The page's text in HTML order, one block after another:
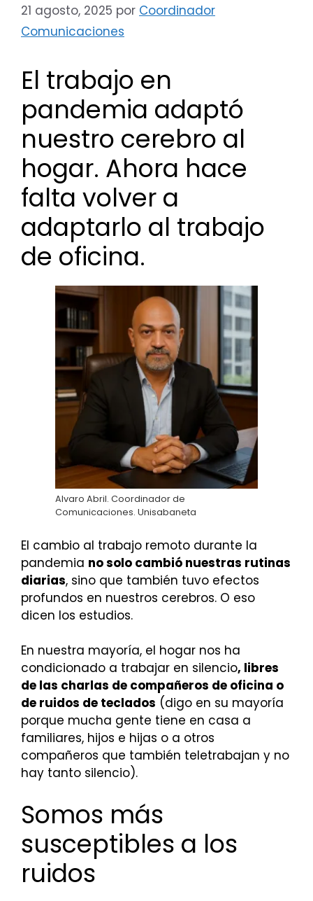
21 agosto, 2025 por Coordinador
Comunicaciones
El trabajo en
pandemia adaptó
nuestro cerebro al
hogar. Ahora hace
falta volver a
adaptarlo al trabajo
de oficina.
Alvaro Abril. Coordinador de
Comunicaciones. Unisabaneta
El cambio al trabajo remoto durante la
pandemia no solo cambió nuestras rutinas
diarias, sino que también tuvo efectos
profundos en nuestros cerebros. O eso
dicen los estudios.
En nuestra mayoría, el hogar nos ha
condicionado a trabajar en silencio, libres
de las charlas de compañeros de oficina o
de ruidos de teclados (digo en su mayoría
porque mucha gente tiene en casa a
familiares, hijos e hijas o a otros
compañeros que también teletrabajan y no
hay tanto silencio).
Somos más
susceptibles a los
ruidos